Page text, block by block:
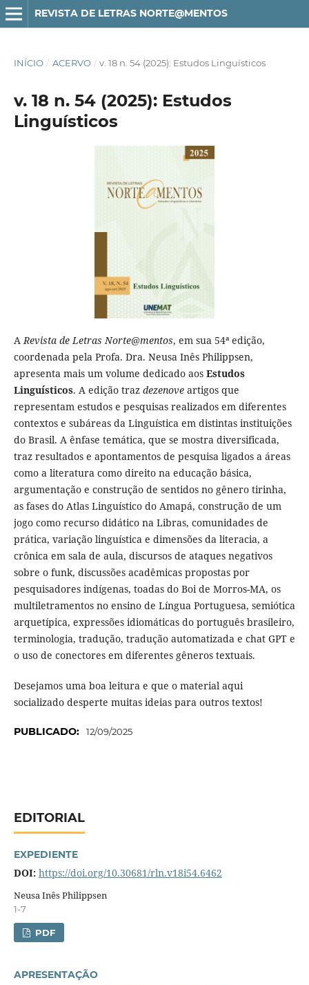
REVISTA DE LETRAS NORTE@MENTOS
INÍCIO / ACERVO / v. 18 n. 54 (2025): Estudos Linguísticos
v. 18 n. 54 (2025): Estudos
Linguísticos
ARevista de Letras Norte@mentos, em sua 54ª edição,
coordenada pela Profa. Dra. Neusa Inês Philippsen,
apresenta mais um volume dedicado aos Estudos
Linguísticos. A edição traz dezenoveartigos que
representam estudos e pesquisas realizados em diferentes
contextos e subáreas da Linguística em distintas instituições
do Brasil. A ênfase temática, que se mostra diversificada,
traz resultados e apontamentos de pesquisa ligados a áreas
como a literatura como direito na educação básica,
argumentação e construção de sentidos no gênero tirinha,
as fases do Atlas Linguístico do Amapá, construção de um
jogo como recurso didático na Libras, comunidades de
prática, variação linguística e dimensões da literacia, a
crônica em sala de aula, discursos de ataques negativos
sobre o funk, discussões acadêmicas propostas por
pesquisadores indígenas, toadas do Boi de Morros-MA, os
multiletramentos no ensino de Língua Portuguesa, semiótica
arquetípica, expressões idiomáticas do português brasileiro,
terminologia, tradução, tradução automatizada e chat GPT e
o uso de conectores em diferentes gêneros textuais.
Desejamos uma boa leitura e que o material aqui
socializado desperte muitas ideias para outros textos!
PUBLICADO: 12/09/2025
EDITORIAL
EXPEDIENTE
DOI: https://doi.org/10.30681/rln.v18i54.6462
Neusa Inês Philippsen
1-7
PDF
APRESENTAÇÃO